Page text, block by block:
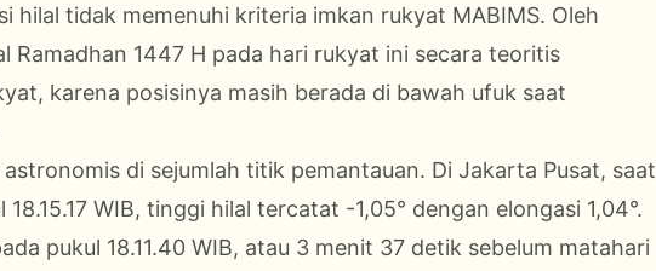
hilal tidak memenuhi kriteria imkan rukyat MABIMS. Oleh
Ramadhan 1447 H pada hari rukyat ini secara teoritis
karena posisinya masih berada di bawah ufuk saat
di sejumlah titik pemantauan. Di Jakarta Pusat, saat
WIB, tinggi hilal tercatat -1,05° dengan elongasi 1,04°.
pukul 18.11.40 WIB, atau 3 menit 37 detik sebelum matahari